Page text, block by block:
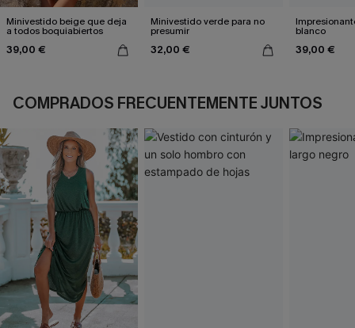
Minivestido beige que deja
a todos boquiabiertos
39,00 €
Minivestido verde para no
presumir
32,00 €
blanco
39,00 €
COMPRADOS FRECUENTEMENTE JUNTOS